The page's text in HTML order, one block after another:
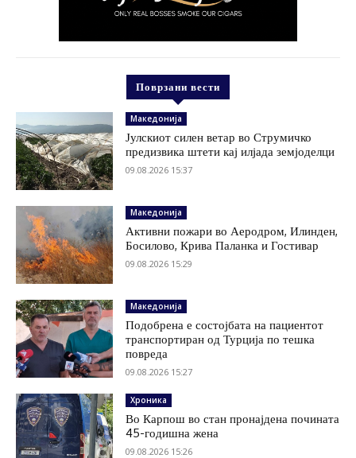
Поврзани вести
Македонија
Јулскиот силен ветар во Струмичко
предизвика штети кај илјада земјоделци
09.08.2026 15:37
Македонија
Активни пожари во Аеродром, Илинден,
Босилово, Крива Паланка и Гостивар
09.08.2026 15:29
Македонија
Подобрена е состојбата на пациентот
транспортиран од Турција по тешка
повреда
09.08.2026 15:27
Хроника
Во Карпош во стан пронајдена почината
45-годишна жена
09.08.2026 15:26